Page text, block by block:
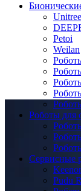
Unitree
Petoi
Weilan
Роботы для
Сервисные
Pudu